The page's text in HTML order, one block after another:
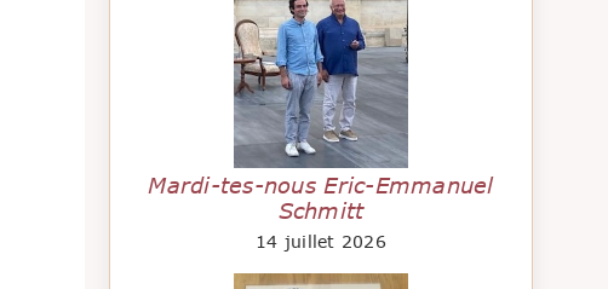
Mardi-tes-nous Eric-Emmanuel
Schmitt
14 juillet 2026